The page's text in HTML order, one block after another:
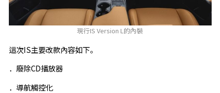
現行IS Version L的內裝
這次IS主要改款內容如下。
．廢除CD播放器
．導航觸控化